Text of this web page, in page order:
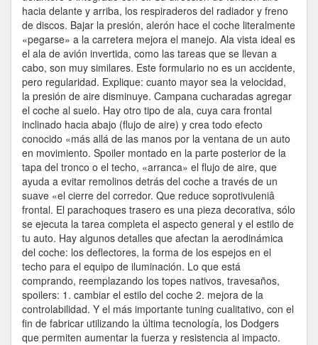
hacia delante y arriba, los respiraderos del radiador y freno
de discos. Bajar la presión, alerón hace el coche literalmente
«pegarse» a la carretera mejora el manejo. Ala vista ideal es
el ala de avión invertida, como las tareas que se llevan a
cabo, son muy similares. Este formulario no es un accidente,
pero regularidad. Explique: cuanto mayor sea la velocidad,
la presión de aire disminuye. Campana cucharadas agregar
el coche al suelo. Hay otro tipo de ala, cuya cara frontal
inclinado hacia abajo (flujo de aire) y crea todo efecto
conocido «más allá de las manos por la ventana de un auto
en movimiento. Spoiler montado en la parte posterior de la
tapa del tronco o el techo, «arranca» el flujo de aire, que
ayuda a evitar remolinos detrás del coche a través de un
suave «el cierre del corredor. Que reduce soprotivuleniâ
frontal. El parachoques trasero es una pieza decorativa, sólo
se ejecuta la tarea completa el aspecto general y el estilo de
tu auto. Hay algunos detalles que afectan la aerodinámica
del coche: los deflectores, la forma de los espejos en el
techo para el equipo de iluminación. Lo que está
comprando, reemplazando los topes nativos, travesaños,
spoilers: 1. cambiar el estilo del coche 2. mejora de la
controlabilidad. Y el más importante tuning cualitativo, con el
fin de fabricar utilizando la última tecnología, los Dodgers
que permiten aumentar la fuerza y resistencia al impacto.